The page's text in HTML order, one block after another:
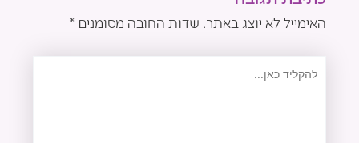
האימייל לא יוצג באתר. שדות החובה מסומנים *
להקליד